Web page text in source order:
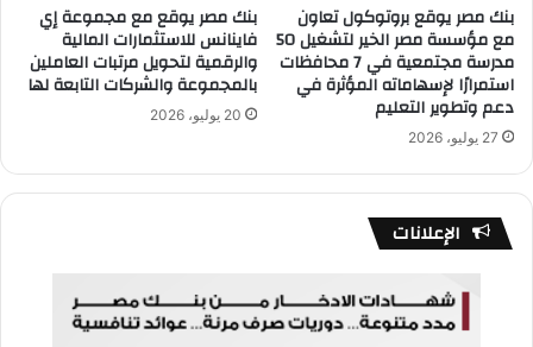
بنك مصر يوقع بروتوكول تعاون
مع مؤسسة مصر الخير لتشغيل 50
مدرسة مجتمعية في 7 محافظات
استمرارًا لإسهاماته المؤثرة في
دعم وتطوير التعليم
27 يوليو، 2026
بنك مصر يوقع مع مجموعة إي
فاينانس للاستثمارات المالية
والرقمية لتحويل مرتبات العاملين
بالمجموعة والشركات التابعة لها
20 يوليو، 2026
الإعلانات